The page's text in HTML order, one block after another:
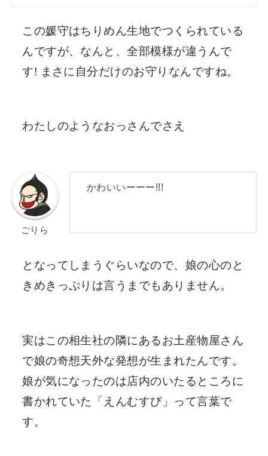
この媛守はちりめん生地でつくられている
んですが、なんと、全部模様が違うんで
す! まさに自分だけのお守りなんですね。
わたしのようなおっさんでさえ
ごりら
かわいいーーー!!!
となってしまうぐらいなので、娘の心のと
きめきっぷりは言うまでもありません。
実はこの相生社の隣にあるお土産物屋さん
で娘の奇想天外な発想が生まれたんです。
娘が気になったのは店内のいたるところに
書かれていた「 えんむすび」って言葉で
す。